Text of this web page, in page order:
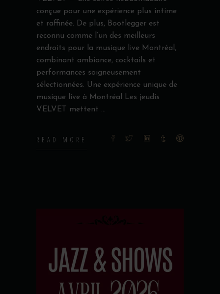
conçue pour une expérience plus intime
et raffinée. De plus, Bootlegger est
reconnu comme l’un des meilleurs
endroits pour la musique live Montréal,
combinant ambiance, cocktails et
performances soigneusement
sélectionnées. Une expérience unique de
musique live à Montréal Les jeudis
VELVET mettent
READ MORE